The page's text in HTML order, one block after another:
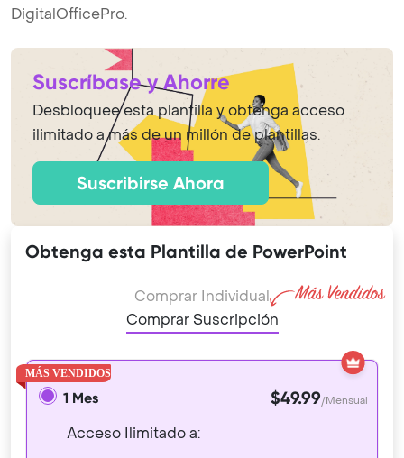
DigitalOfficePro.
Suscríbase y Ahorre
Desbloquee esta plantilla y obtenga acceso
ilimitado a más de un millón de plantillas.
Suscribirse Ahora
Obtenga esta Plantilla de PowerPoint
Comprar Individual
Comprar Suscripción
1 Mes $49.99/Mensual
Acceso Ilimitado a: